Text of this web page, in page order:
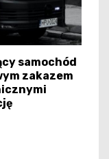
samochód
zakazem